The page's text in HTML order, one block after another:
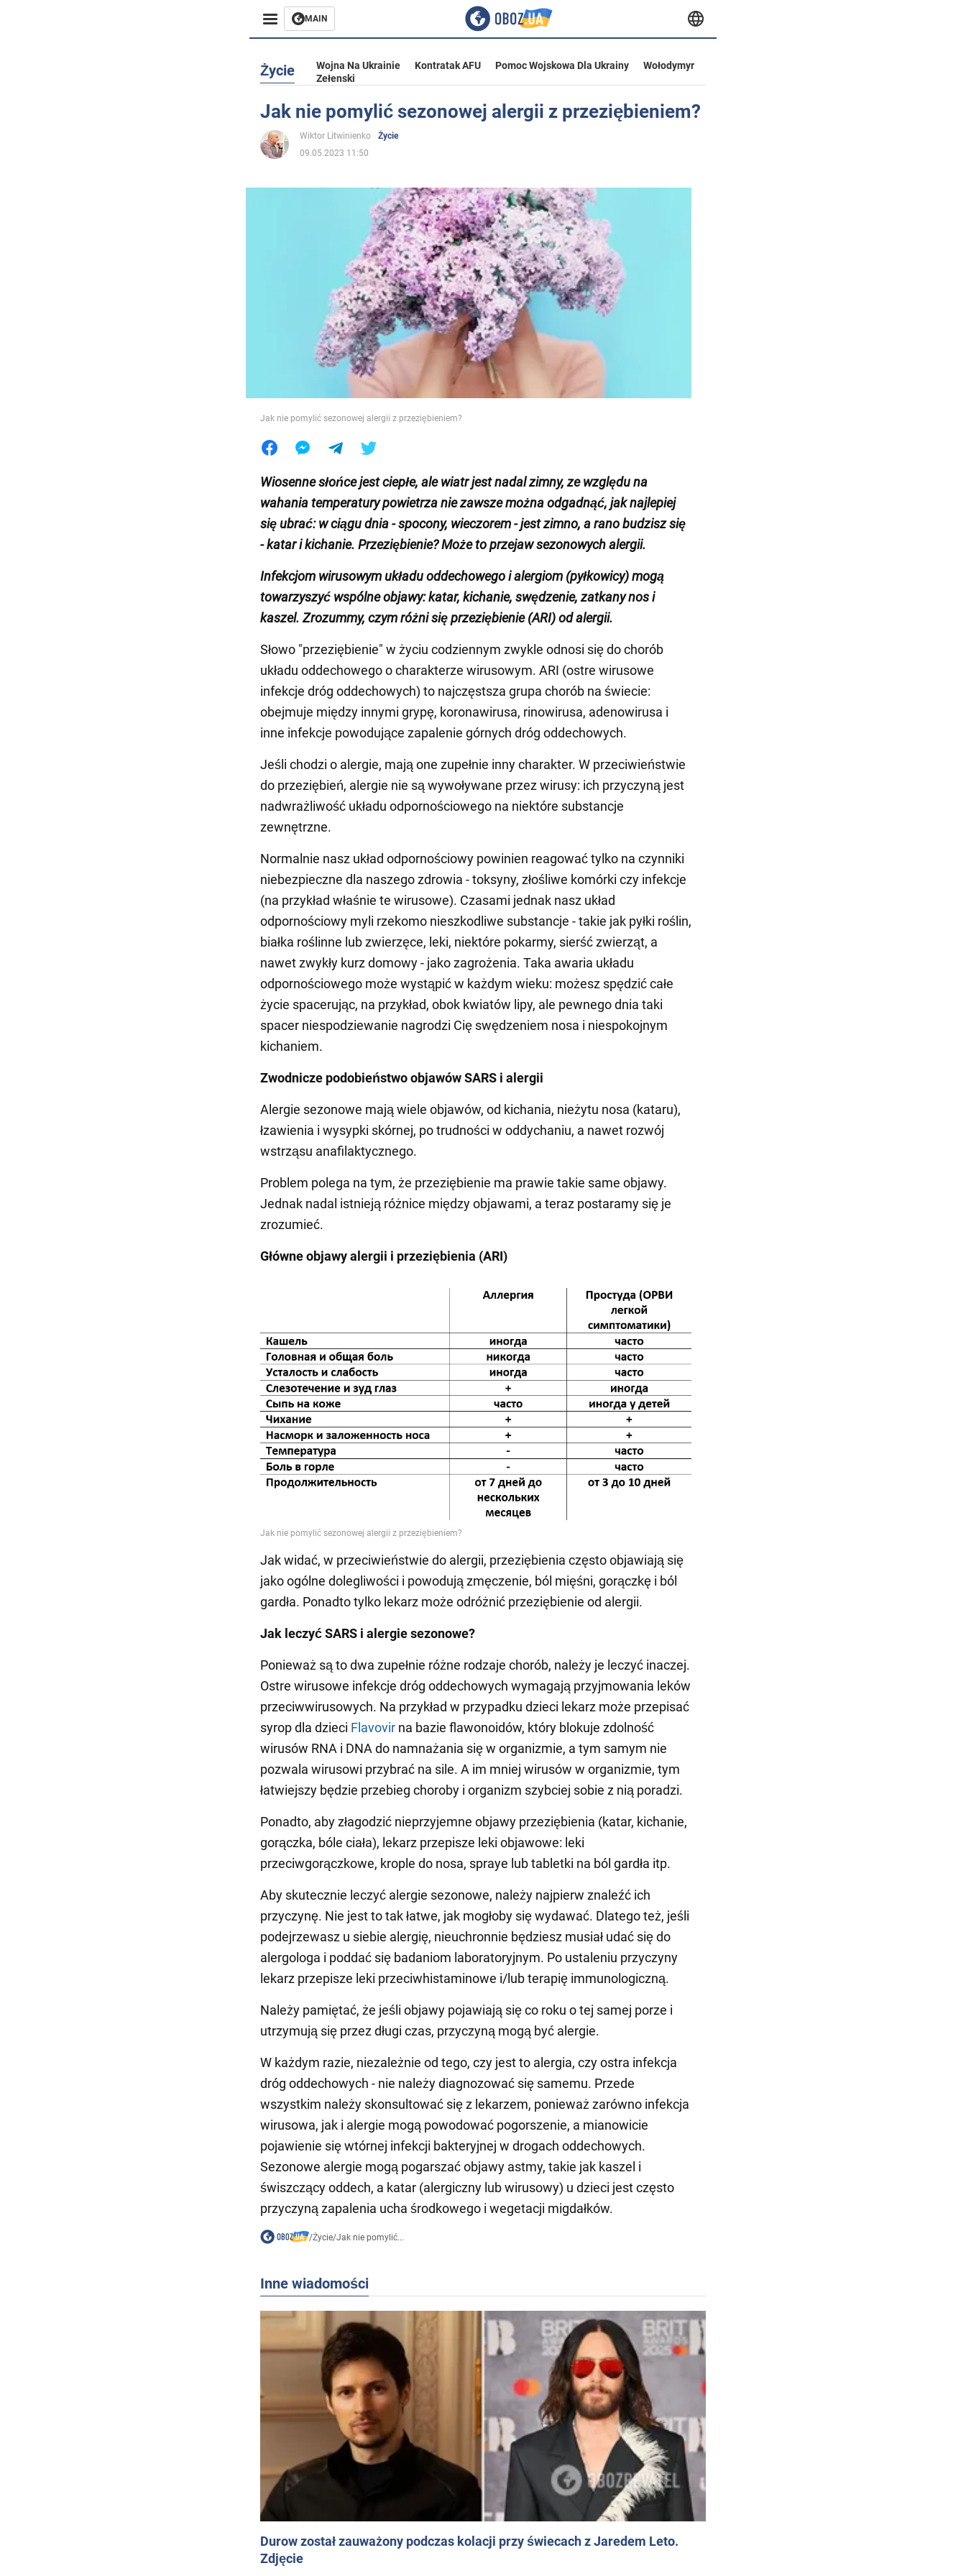
MAIN
Rozrywka
Wojna na Ukrainie
Jedzenie
Życie Wojna Na Ukrainie Kontratak AFU Pomoc Wojskowa Dla Ukrainy
Wołodymyr
Zełenski
Jak nie pomylić sezonowej alergii z przeziębieniem?
Wiktor Litwinienko
Życie
09.05.2023 11:50
Jak nie pomylić sezonowej alergii z przeziębieniem?
Wiosenne słońce jest ciepłe, ale wiatr jest nadal zimny, ze względu na
wahania temperatury powietrza nie zawsze można odgadnąć, jak najlepiej
się ubrać: w ciągu dnia - spocony, wieczorem - jest zimno, a rano budzisz się
- katar i kichanie. Przeziębienie? Może to przejaw sezonowych alergii.
Infekcjom wirusowym układu oddechowego i alergiom (pyłkowicy) mogą
towarzyszyć wspólne objawy: katar, kichanie, swędzenie, zatkany nos i
kaszel. Zrozummy, czym różni się przeziębienie (ARI) od alergii.
Słowo "przeziębienie" w życiu codziennym zwykle odnosi się do chorób
układu oddechowego o charakterze wirusowym. ARI (ostre wirusowe
infekcje dróg oddechowych) to najczęstsza grupa chorób na świecie:
obejmuje między innymi grypę, koronawirusa, rinowirusa, adenowirusa i
inne infekcje powodujące zapalenie górnych dróg oddechowych.
Jeśli chodzi o alergie, mają one zupełnie inny charakter. W przeciwieństwie
do przeziębień, alergie nie są wywoływane przez wirusy: ich przyczyną jest
nadwrażliwość układu odpornościowego na niektóre substancje
zewnętrzne.
Normalnie nasz układ odpornościowy powinien reagować tylko na czynniki
niebezpieczne dla naszego zdrowia - toksyny, złośliwe komórki czy infekcje
(na przykład właśnie te wirusowe). Czasami jednak nasz układ
odpornościowy myli rzekomo nieszkodliwe substancje - takie jak pyłki roślin,
białka roślinne lub zwierzęce, leki, niektóre pokarmy, sierść zwierząt, a
nawet zwykły kurz domowy - jako zagrożenia. Taka awaria układu
odpornościowego może wystąpić w każdym wieku: możesz spędzić całe
życie spacerując, na przykład, obok kwiatów lipy, ale pewnego dnia taki
spacer niespodziewanie nagrodzi Cię swędzeniem nosa i niespokojnym
kichaniem.
Zwodnicze podobieństwo objawów SARS i alergii
Alergie sezonowe mają wiele objawów, od kichania, nieżytu nosa (kataru),
łzawienia i wysypki skórnej, po trudności w oddychaniu, a nawet rozwój
wstrząsu anafilaktycznego.
Problem polega na tym, że przeziębienie ma prawie takie same objawy.
Jednak nadal istnieją różnice między objawami, a teraz postaramy się je
zrozumieć.
Główne objawy alergii i przeziębienia (ARI)
Jak widać, w przeciwieństwie do alergii, przeziębienia często objawiają się
jako ogólne dolegliwości i powodują zmęczenie, ból mięśni, gorączkę i ból
gardła. Ponadto tylko lekarz może odróżnić przeziębienie od alergii.
Jak leczyć SARS i alergie sezonowe?
Ponieważ są to dwa zupełnie różne rodzaje chorób, należy je leczyć inaczej.
Ostre wirusowe infekcje dróg oddechowych wymagają przyjmowania leków
przeciwwirusowych. Na przykład w przypadku dzieci lekarz może przepisać
syrop dla dzieci Flavovir na bazie flawonoidów, który blokuje zdolność
wirusów RNA i DNA do namnażania się w organizmie, a tym samym nie
pozwala wirusowi przybrać na sile. A im mniej wirusów w organizmie, tym
łatwiejszy będzie przebieg choroby i organizm szybciej sobie z nią poradzi.
Ponadto, aby złagodzić nieprzyjemne objawy przeziębienia (katar, kichanie,
gorączka, bóle ciała), lekarz przepisze leki objawowe: leki
przeciwgorączkowe, krople do nosa, spraye lub tabletki na ból gardła itp.
Aby skutecznie leczyć alergie sezonowe, należy najpierw znaleźć ich
przyczynę. Nie jest to tak łatwe, jak mogłoby się wydawać. Dlatego też, jeśli
podejrzewasz u siebie alergię, nieuchronnie będziesz musiał udać się do
alergologa i poddać się badaniom laboratoryjnym. Po ustaleniu przyczyny
lekarz przepisze leki przeciwhistaminowe i/lub terapię immunologiczną.
Należy pamiętać, że jeśli objawy pojawiają się co roku o tej samej porze i
utrzymują się przez długi czas, przyczyną mogą być alergie.
W każdym razie, niezależnie od tego, czy jest to alergia, czy ostra infekcja
dróg oddechowych - nie należy diagnozować się samemu. Przede
wszystkim należy skonsultować się z lekarzem, ponieważ zarówno infekcja
wirusowa, jak i alergie mogą powodować pogorszenie, a mianowicie
pojawienie się wtórnej infekcji bakteryjnej w drogach oddechowych.
Sezonowe alergie mogą pogarszać objawy astmy, takie jak kaszel i
świszczący oddech, a katar (alergiczny lub wirusowy) u dzieci jest często
przyczyną zapalenia ucha środkowego i wegetacji migdałków.
/Życie/Jak nie pomylić...
Inne wiadomości
Durow został zauważony podczas kolacji przy świecach z Jaredem Leto.
Zdjęcie